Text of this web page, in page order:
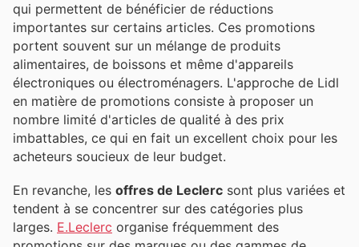
qui permettent de bénéficier de réductions
importantes sur certains articles. Ces promotions
portent souvent sur un mélange de produits
alimentaires, de boissons et même d'appareils
électroniques ou électroménagers. L'approche de Lidl
en matière de promotions consiste à proposer un
nombre limité d'articles de qualité à des prix
imbattables, ce qui en fait un excellent choix pour les
acheteurs soucieux de leur budget.
En revanche, les offres de Leclerc sont plus variées et
tendent à se concentrer sur des catégories plus
larges. E.Leclerc organise fréquemment des